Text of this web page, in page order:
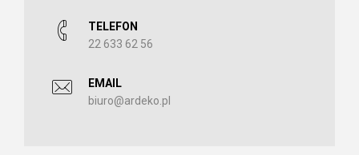
TELEFON
22 633 62 56
EMAIL
biuro@ardeko.pl